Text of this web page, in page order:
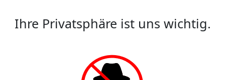
Ihre Privatsphäre ist uns wichtig.